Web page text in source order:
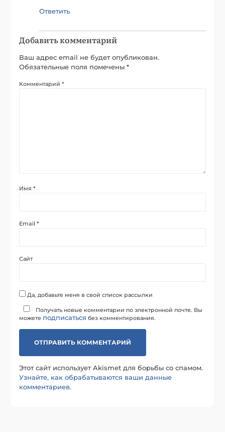
Ответить
Добавить комментарий
Ваш адрес email не будет опубликован.
Обязательные поля помечены*
Комментарий*
Имя*
Email*
Сайт
Да, добавьте меня в свой список рассылки
Получать новые комментарии по электронной почте. Вы
можете подписаться без комментирования.
Этот сайт использует Akismet для борьбы со спамом.
Узнайте, как обрабатываются ваши данные
комментариев.